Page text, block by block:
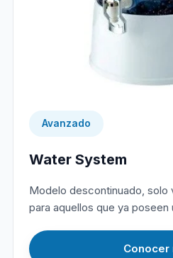
Avanzado
Water System
Modelo descontinuado, solo
para aquellos que ya poseen
Conocer